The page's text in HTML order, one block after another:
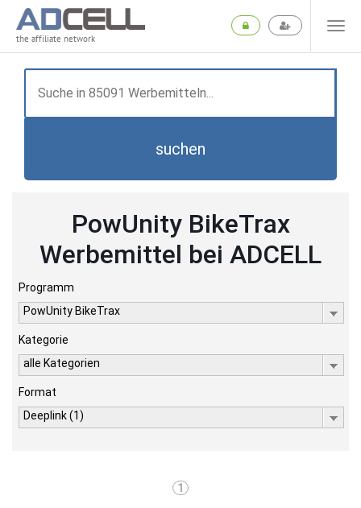
the affiliate network
suchen
PowUnity BikeTrax
Werbemittel bei ADCELL
Programm
PowUnity BikeTrax
Kategorie
alle Kategorien
Format
Deeplink (1)
1